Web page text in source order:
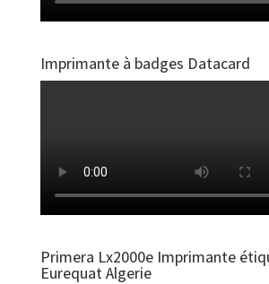
Imprimante à badges Datacard
Primera Lx2000e Imprimante
Eurequat Algerie